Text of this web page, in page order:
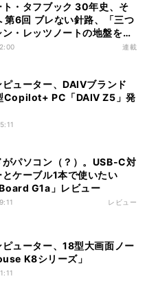
ト・タフブック 30年史、そ
第6回 ブレない針路、「三つ
・レッツノートの地盤を築
連載
ピューター、DAIVブランド
Copilot+ PC「DAIV Z5」発
がパソコン（？）。USB-C対
ケーブル1本で使いたい
G1a」レビュー
レビュー
ピューター、18型大画面ノー
K8シリーズ」